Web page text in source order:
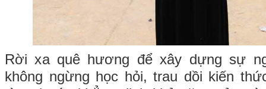
Rời xa quê hương để xây dựng sự
không ngừng học hỏi, trau dồi kiến